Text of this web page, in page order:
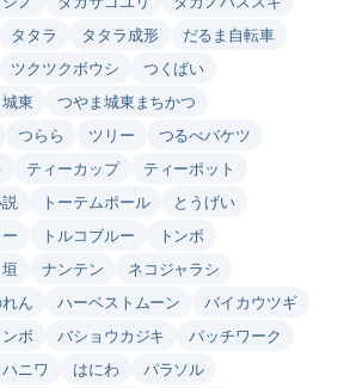
タタラ タタラ成形
だるま自転車
ツクツクボウシ
つくばい
東
つやま城東まちかつ
つらら ツリー
つるべバケツ
ティーカップ
ティーポット
トーテムポール
とうげい
トルコブルー
トンボ
ナンテン
ネコジャラシ
ん ハーベストムーン
バイカウツギ
ボ バショウカジキ
パッチワーク
ハニワ はにわ
パラソル